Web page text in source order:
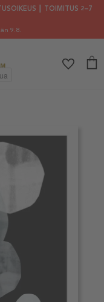
┃ TOIMITUS 2–7
9.8.